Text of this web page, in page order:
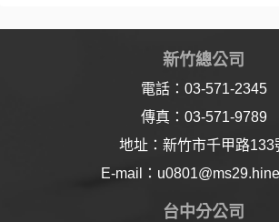
新竹總公司
電話：03-571-2345
傳真：03-571-9789
地址：新竹市千甲路133
E-mail：
台中分公司